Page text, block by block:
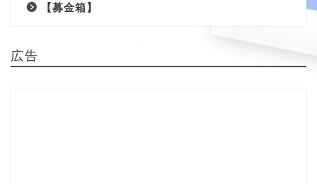
【募金箱】
広告